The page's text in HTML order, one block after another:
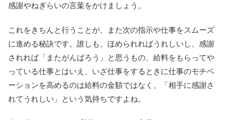
感謝やねぎらいの言葉をかけましょう。
これをきちんと行うことが、また次の指示や仕事をスムーズ
に進める秘訣です。誰しも、ほめられればうれしいし、感謝
されれば「またがんばろう」と思うもの、給料をもらってや
っている仕事とはいえ、いざ仕事をするときに仕事のモチベ
ーションを高めるのは給料の金額ではなく、「相手に感謝さ
れてうれしい」という気持ちですよね。